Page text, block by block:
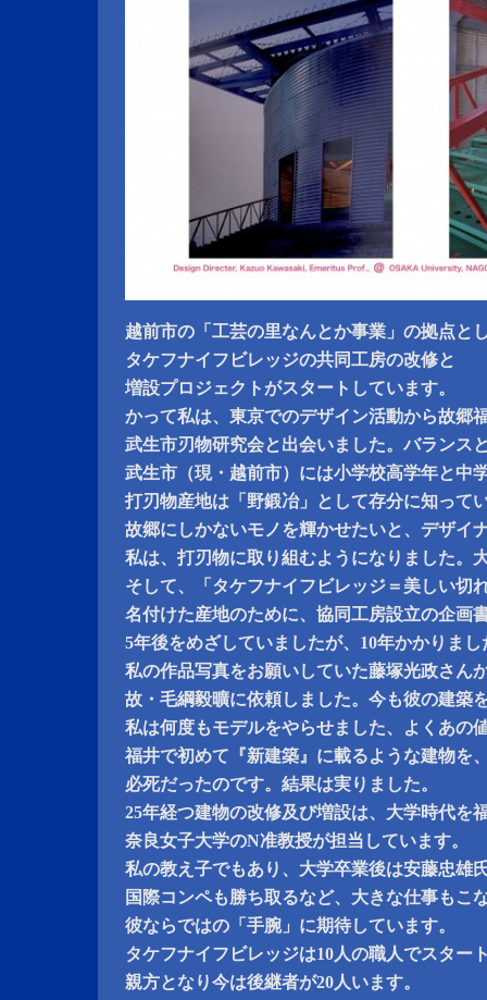
越前市の「工芸の里なんとか事業」の拠点と
タケフナイフビレッジの共同工房の改修と
増設プロジェクトがスタートしています。
かって私は、東京でのデザイン活動から故郷
武生市刃物研究会と出会いました。バランス
武生市（現・越前市）には小学校高学年と中
打刃物産地は「野鍛冶」として存分に知って
故郷にしかないモノを輝かせたいと、デザイ
私は、打刃物に取り組むようになりました。
そして、「タケフナイフビレッジ＝美しい切
名付けた産地のために、協同工房設立の企画
5年後をめざしていましたが、10年かかりまし
私の作品写真をお願いしていた藤塚光政さん
故・毛綱毅曠に依頼しました。今も彼の建築
私は何度もモデルをやらせました、よくあの
福井で初めて『新建築』に載るような建物を
必死だったのです。結果は実りました。
25年経つ建物の改修及び増設は、大学時代を
奈良女子大学のN准教授が担当しています。
私の教え子でもあり、大学卒業後は安藤忠雄
国際コンペも勝ち取るなど、大きな仕事もこ
彼ならではの「手腕」に期待しています。
タケフナイフビレッジは10人の職人でスター
親方となり今は後継者が20人います。